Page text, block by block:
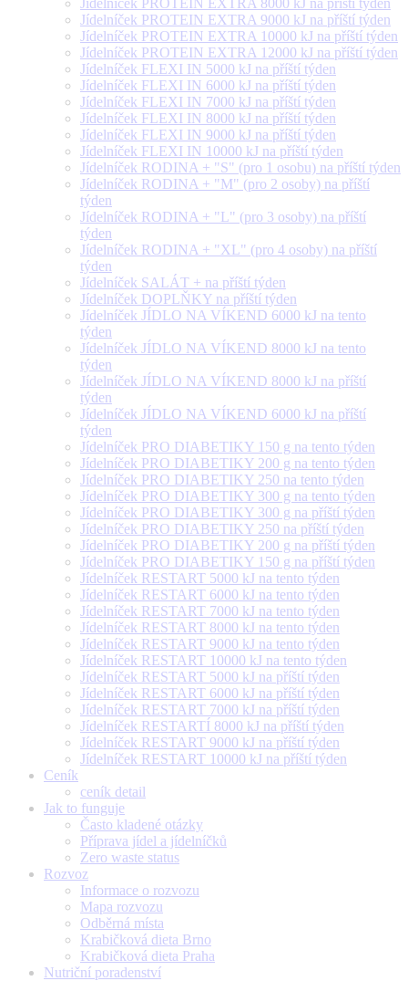
Jídelníček PROTEIN EXTRA 8000 kJ na příští týden
Jídelníček PROTEIN EXTRA 9000 kJ na příští týden
Jídelníček PROTEIN EXTRA 10000 kJ na příští týden
Jídelníček PROTEIN EXTRA 12000 kJ na příští týden
Jídelníček FLEXI IN 5000 kJ na příští týden
Jídelníček FLEXI IN 6000 kJ na příští týden
Jídelníček FLEXI IN 7000 kJ na příští týden
Jídelníček FLEXI IN 8000 kJ na příští týden
Jídelníček FLEXI IN 9000 kJ na příští týden
Jídelníček FLEXI IN 10000 kJ na příští týden
Jídelníček RODINA + "S" (pro 1 osobu) na příští týden
Jídelníček RODINA + "M" (pro 2 osoby) na příští
týden
Jídelníček RODINA + "L" (pro 3 osoby) na příští
týden
Jídelníček RODINA + "XL" (pro 4 osoby) na příští
týden
Jídelníček SALÁT + na příští týden
Jídelníček DOPLŇKY na příští týden
Jídelníček JÍDLO NA VÍKEND 6000 kJ na tento
týden
Jídelníček JÍDLO NA VÍKEND 8000 kJ na tento
týden
Jídelníček JÍDLO NA VÍKEND 8000 kJ na příští
týden
Jídelníček JÍDLO NA VÍKEND 6000 kJ na příští
týden
Jídelníček PRO DIABETIKY 150 g na tento týden
Jídelníček PRO DIABETIKY 200 g na tento týden
Jídelníček PRO DIABETIKY 250 na tento týden
Jídelníček PRO DIABETIKY 300 g na tento týden
Jídelníček PRO DIABETIKY 300 g na příští týden
Jídelníček PRO DIABETIKY 250 na příští týden
Jídelníček PRO DIABETIKY 200 g na příští týden
Jídelníček PRO DIABETIKY 150 g na příští týden
Jídelníček RESTART 5000 kJ na tento týden
Jídelníček RESTART 6000 kJ na tento týden
Jídelníček RESTART 7000 kJ na tento týden
Jídelníček RESTART 8000 kJ na tento týden
Jídelníček RESTART 9000 kJ na tento týden
Jídelníček RESTART 10000 kJ na tento týden
Jídelníček RESTART 5000 kJ na příští týden
Jídelníček RESTART 6000 kJ na příští týden
Jídelníček RESTART 7000 kJ na příští týden
Jídelníček RESTARTÍ 8000 kJ na příští týden
Jídelníček RESTART 9000 kJ na příští týden
Jídelníček RESTART 10000 kJ na příští týden
Ceník
ceník detail
Jak to funguje
Často kladené otázky
Příprava jídel a jídelníčků
Zero waste status
Rozvoz
Informace o rozvozu
Mapa rozvozu
Odběrná místa
Krabičková dieta Brno
Krabičková dieta Praha
Nutriční poradenství